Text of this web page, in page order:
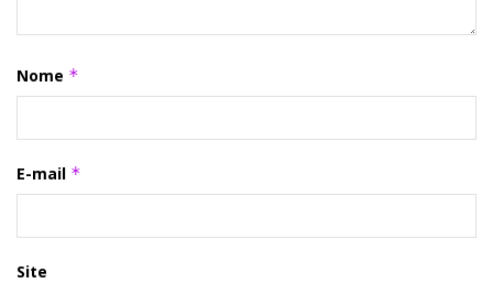
Nome *
E-mail *
Site